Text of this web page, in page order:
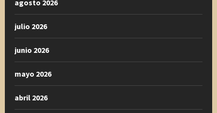
agosto 2026
julio 2026
junio 2026
mayo 2026
abril 2026